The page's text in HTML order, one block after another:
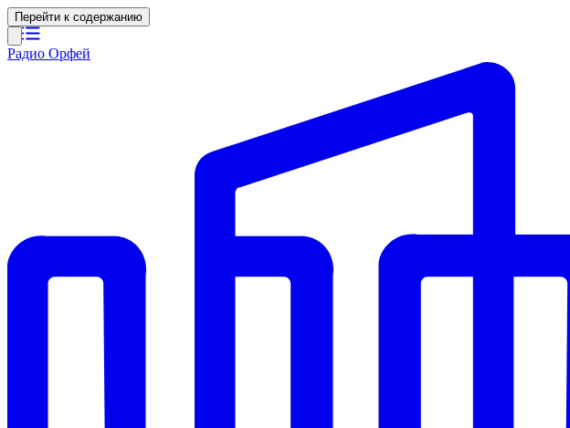
Перейти к содержанию
Радио Орфей